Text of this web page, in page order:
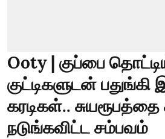
Ooty | குப்பை
குட்டிகளுடன் பதுங்கி
கரடிகள்.. சுயரூபத்தை
நடுங்கவிட்ட சம்பவம்